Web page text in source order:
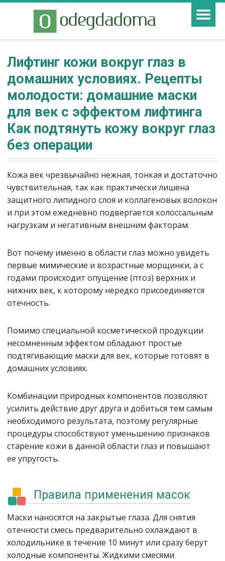
Лифтинг кожи вокруг глаз в
домашних условиях. Рецепты
молодости: домашние маски
для век с эффектом лифтинга
Как подтянуть кожу вокруг глаз
без операции
Кожа век чрезвычайно нежная, тонкая и достаточно
чувствительная, так как практически лишена
защитного липидного слоя и коллагеновых волокон
и при этом ежедневно подвергается колоссальным
нагрузкам и негативным внешним факторам.
Вот почему именно в области глаз можно увидеть
первые мимические и возрастные морщинки, а с
годами происходит опущение (птоз) верхних и
нижних век, к которому нередко присоединяется
отечность.
Помимо специальной косметической продукции
несомненным эффектом обладают простые
подтягивающие маски для век, которые готовят в
домашних условиях.
Комбинации природных компонентов позволяют
усилить действие друг друга и добиться тем самым
необходимого результата, поэтому регулярные
процедуры способствуют уменьшению признаков
старение кожи в данной области глаз и повышают
ее упругость.
Правила применения масок
Маски наносятся на закрытые глаза. Для снятия
отечности смесь предварительно охлаждают в
холодильнике в течение 10 минут или сразу берут
холодные компоненты. Жидкими смесями